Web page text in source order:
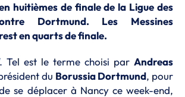
huitièmes de finale de la Ligue des
Dortmund. Les Messines
en quarts de finale.
. Tel est le terme choisi par Andreas
du Borussia Dortmund, pour
se déplacer à Nancy ce week-end,